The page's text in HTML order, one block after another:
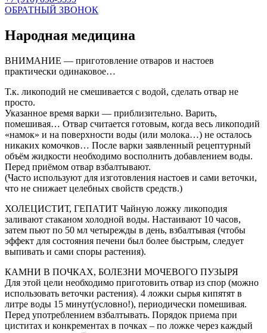
ОБРАТНЫЙ ЗВОНОК
Народная медицина
ВНИМАНИЕ — приготовление отваров и настоев
практически одинаковое…
Т.к. ликоподий не смешивается с водой, сделать отвар не
просто.
Указанное время варки — приблизительно. Варить,
помешивая… Отвар считается готовым, когда весь ликоподий
«намок» и на поверхности воды (или молока…) не осталось
никаких комочков… После варки заявленный рецептурный
объём жидкости необходимо восполнить добавлением воды.
Перед приёмом отвар взбалтывают.
(Часто используют для изготовления настоев и сами веточки,
что не снижает целебных свойств средств.)
ХОЛЕЦИСТИТ, ГЕПАТИТ Чайную ложку ликоподия
заливают стаканом холодной воды. Настаивают 10 часов,
затем пьют по 50 мл четырежды в день, взбалтывая (чтобы
эффект для состояния печени был более быстрым, следует
выпивать и сами споры растения).
КАМНИ В ПОЧКАХ, БОЛЕЗНИ МОЧЕВОГО ПУЗЫРЯ
Для этой цели необходимо приготовить отвар из спор (можно
использовать веточки растения). 4 ложки сырья кипятят в
литре воды 15 минут(условно!), периодически помешивая.
Перед употреблением взбалтывать. Порядок приема при
циститах и конкрементах в почках – по ложке через каждый